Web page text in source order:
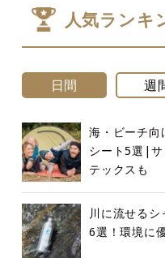
人気ランキ
日間 週
海・ビーチ向
シート5選|サ
テックスも
川に流せる
6選！環境に